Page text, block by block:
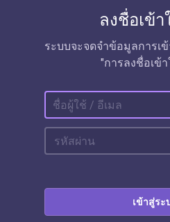
ลงชื่อเข้า
ระบบจะจดจำข้อมูลการ
"การลงชื่อเข้
เข้าสู่ระ